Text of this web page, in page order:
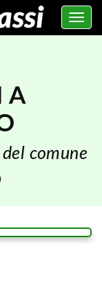
Toggle
A
comune